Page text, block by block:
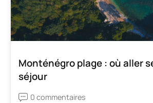
Monténégro plage : où aller
séjour
0 commentaires